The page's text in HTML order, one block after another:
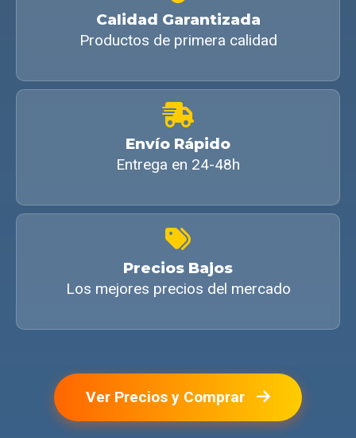
Calidad Garantizada
Productos de primera calidad
Envío Rápido
Entrega en 24-48h
Precios Bajos
Los mejores precios del mercado
Ver Precios y Comprar